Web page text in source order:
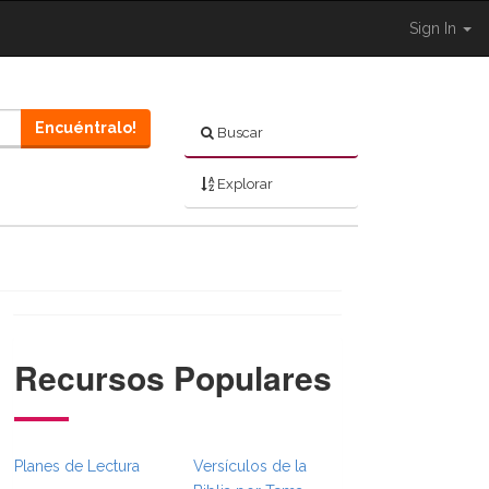
Sign In
Buscar
Explorar
Encuéntralo!
}} }}
Recursos Populares
Planes de Lectura
Versículos de la